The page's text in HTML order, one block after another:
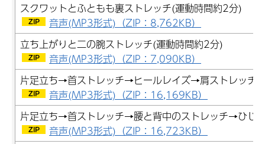
スクワットとふともも裏ストレッチ(運動時間約2分)
音声(MP3形式)（ZIP：8,762KB）
立ち上がりと二の腕ストレッチ(運動時間約2分)
音声(MP3形式)（ZIP：7,090KB）
片足立ち→首ストレッチ→ヒールレイズ→肩ストレッチ(
音声(MP3形式)（ZIP：16,169KB）
片足立ち→首ストレッチ→腰と背中のストレッチ→ひじ
音声(MP3形式)（ZIP：16,723KB）